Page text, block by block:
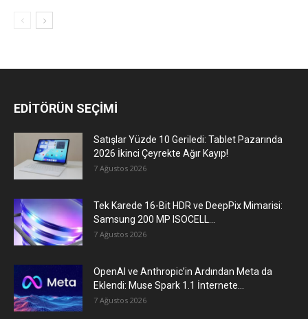
EDİTÖRÜN SEÇİMİ
Satışlar Yüzde 10 Geriledi: Tablet Pazarında
2026 İkinci Çeyrekte Ağır Kayıp!
7 Ağustos 2026
Tek Karede 16-Bit HDR ve DeepPix Mimarisi:
Samsung 200 MP ISOCELL...
7 Ağustos 2026
OpenAI ve Anthropic’in Ardından Meta da
Eklendi: Muse Spark 1.1 İnternete...
7 Ağustos 2026